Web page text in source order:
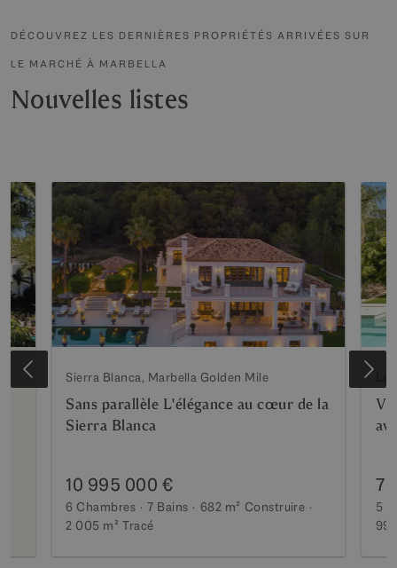
DÉCOUVREZ LES DERNIÈRES PROPRIÉTÉS ARRIVÉES SUR
LE MARCHÉ À MARBELLA
Nouvelles listes
Sierra Blanca, Marbella Golden Mile
Sans parallèle L'élégance au cœur de la
Sierra Blanca
10 995 000 €
6 Chambres 7 Bains 682 m² Construire
2 005 m² Tracé
7
5